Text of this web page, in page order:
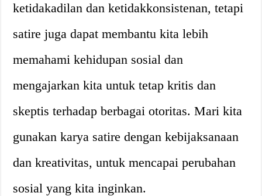
ketidakadilan dan ketidakkonsistenan, tetapi
satire juga dapat membantu kita lebih
memahami kehidupan sosial dan
mengajarkan kita untuk tetap kritis dan
skeptis terhadap berbagai otoritas. Mari kita
gunakan karya satire dengan kebijaksanaan
dan kreativitas, untuk mencapai perubahan
sosial yang kita inginkan.